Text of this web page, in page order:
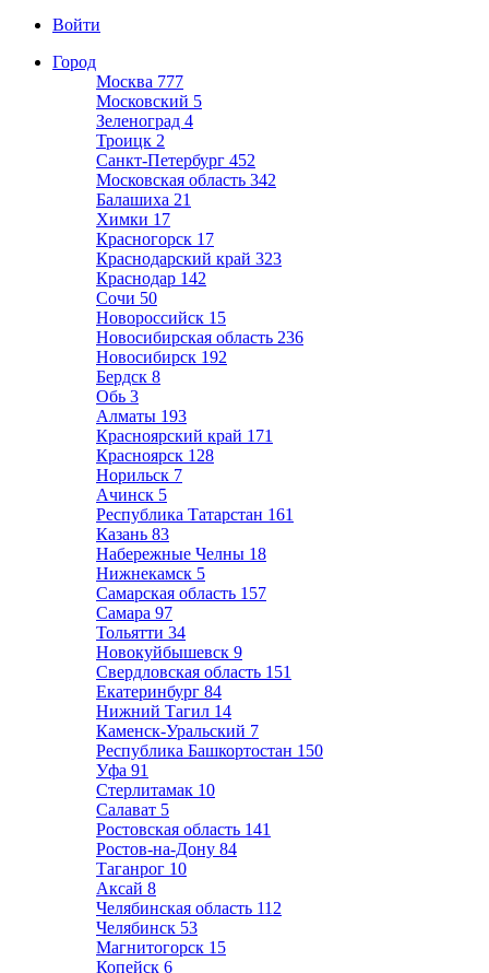
Войти
Город
Москва 777
Московский 5
Зеленоград 4
Троицк 2
Санкт-Петербург 452
Московская область 342
Балашиха 21
Химки 17
Красногорск 17
Краснодарский край 323
Краснодар 142
Сочи 50
Новороссийск 15
Новосибирская область 236
Новосибирск 192
Бердск 8
Обь 3
Алматы 193
Красноярский край 171
Красноярск 128
Норильск 7
Ачинск 5
Республика Татарстан 161
Казань 83
Набережные Челны 18
Нижнекамск 5
Самарская область 157
Самара 97
Тольятти 34
Новокуйбышевск 9
Свердловская область 151
Екатеринбург 84
Нижний Тагил 14
Каменск-Уральский 7
Республика Башкортостан 150
Уфа 91
Стерлитамак 10
Салават 5
Ростовская область 141
Ростов-на-Дону 84
Таганрог 10
Аксай 8
Челябинская область 112
Челябинск 53
Магнитогорск 15
Копейск 6